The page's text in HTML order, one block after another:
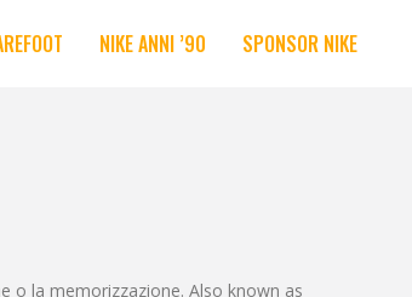
NIKE ANNI ’90 SPONSOR NIKE
o la memorizzazione. Also known as